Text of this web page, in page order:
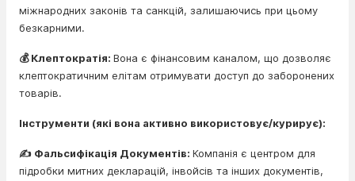
міжнародних законів та санкцій, залишаючись при цьому
безкарними.
💰 Клептократія: Вона є фінансовим каналом, що дозволяє
клептократичним елітам отримувати доступ до заборонених
товарів.
Інструменти (які вона активно використовує/курирує):
✍️ Фальсифікація Документів: Компанія є центром для
підробки митних декларацій, інвойсів та інших документів,